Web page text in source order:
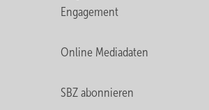
Engagement
Online Mediadaten
SBZ abonnieren